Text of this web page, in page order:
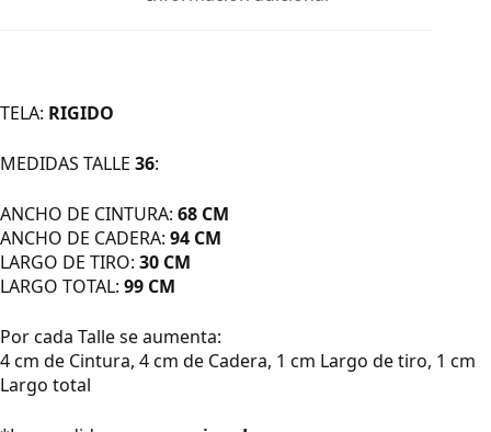
TELA: RIGIDO
MEDIDAS TALLE 36:
ANCHO DE CINTURA: 68 CM
ANCHO DE CADERA: 94 CM
LARGO DE TIRO: 30 CM
LARGO TOTAL: 99 CM
Por cada Talle se aumenta:
4 cm de Cintura, 4 cm de Cadera, 1 cm Largo de tiro, 1 cm
Largo total